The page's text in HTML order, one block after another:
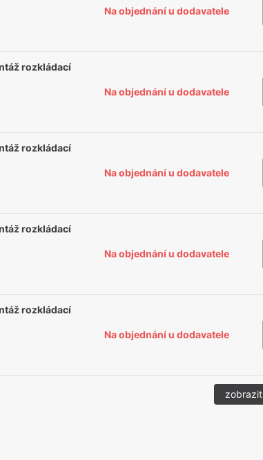
Na objednání u dodavatele
rozkládací
Na objednání u dodavatele
rozkládací
Na objednání u dodavatele
rozkládací
Na objednání u dodavatele
rozkládací
Na objednání u dodavatele